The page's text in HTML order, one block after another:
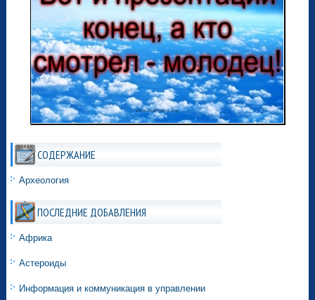
СОДЕРЖАНИЕ
Археология
ПОСЛЕДНИЕ ДОБАВЛЕНИЯ
Африка
Астероиды
Информация и коммуникация в управлении